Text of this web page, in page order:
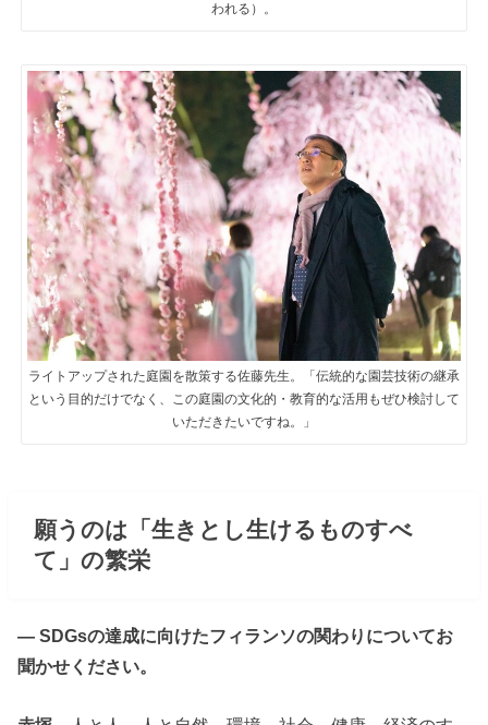
われる）。
ライトアップされた庭園を散策する佐藤先生。「伝統的な園芸技術の継承
という目的だけでなく、この庭園の文化的・教育的な活用もぜひ検討して
いただきたいですね。」
願うのは「生きとし生けるものすべ
て」の繁栄
― SDGsの達成に向けたフィランソの関わりについてお
聞かせください。